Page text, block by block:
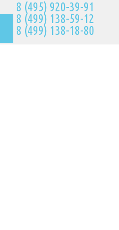
8 (495) 920-39-91
8 (499) 138-59-12
8 (499) 138-18-80